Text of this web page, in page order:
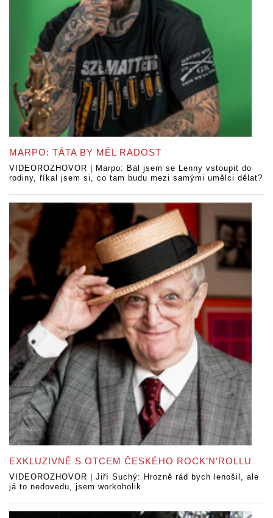
MARPO: TÁTA BY MĚL RADOST
VIDEOROZHOVOR | Marpo: Bál jsem se Lenny vstoupit do
rodiny, říkal jsem si, co tam budu mezi samými umělci dělat?
EXKLUZIVNĚ S OTCEM ČESKÉHO ROCK’N’ROLLU
VIDEOROZHOVOR | Jiří Suchý: Hrozně rád bych lenošil, ale
já to nedovedu, jsem workoholik